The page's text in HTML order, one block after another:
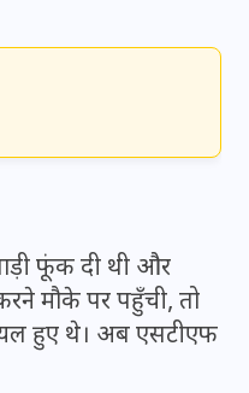
फूंक दी थी और
मौके पर पहुँची, तो
हुए थे। अब एसटीएफ
बिजली-पंखे
देख भावुक
यहीं